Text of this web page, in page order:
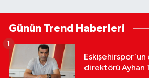
Günün Trend Haberleri
direktörü Ayhan
1